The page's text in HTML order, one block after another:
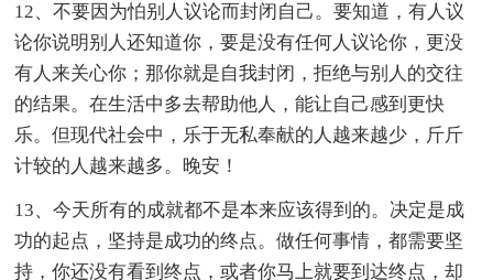
12、不要因为怕别人议论而封闭自己。要知道，有人议
论你说明别人还知道你，要是没有任何人议论你，更没
有人来关心你；那你就是自我封闭，拒绝与别人的交往
的结果。在生活中多去帮助他人，能让自己感到更快
乐。但现代社会中，乐于无私奉献的人越来越少，斤斤
计较的人越来越多。晚安！
13、今天所有的成就都不是本来应该得到的。决定是成
功的起点，坚持是成功的终点。做任何事情，都需要坚
持，你还没有看到终点，或者你马上就要到达终点，却